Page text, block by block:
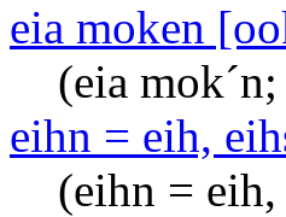
eia moken
(eia
eihn = eih,
(eihn =